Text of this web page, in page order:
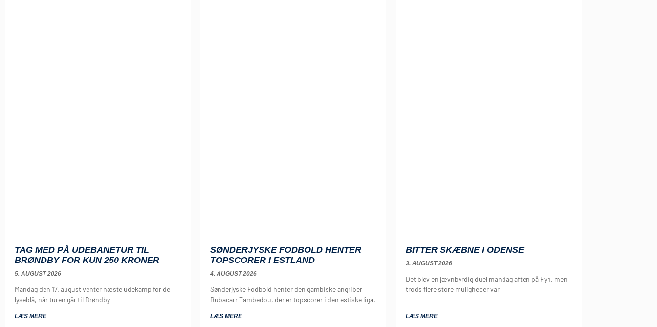
TAG MED PÅ UDEBANETUR TIL
BRØNDBY FOR KUN 250 KRONER
5. AUGUST 2026
Mandag den 17. august venter næste udekamp for de
lyseblå, når turen går til Brøndby
LÆS MERE
SØNDERJYSKE FODBOLD HENTER
TOPSCORER I ESTLAND
4. AUGUST 2026
Sønderjyske Fodbold henter den gambiske angriber
Bubacarr Tambedou, der er topscorer i den estiske liga.
LÆS MERE
BITTER SKÆBNE I ODENSE
3. AUGUST 2026
Det blev en jævnbyrdig duel mandag aften på Fyn, men
trods flere store muligheder var
LÆS MERE